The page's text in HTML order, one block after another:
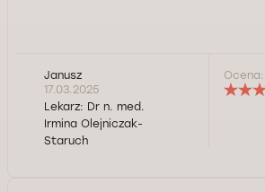
Janusz
17.03.2025
Lekarz: Dr n. med.
Irmina Olejniczak-
Staruch
Ocena: